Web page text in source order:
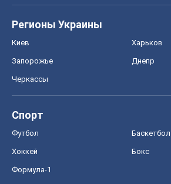
Регионы Украины
Киев Харьков
Запорожье Днепр
Черкассы
Спорт
Футбол Баскетбол
Хоккей Бокс
Формула-1